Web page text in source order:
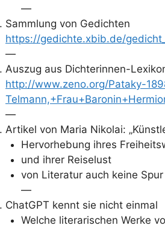
—
Sammlung von Gedichten
https://gedichte.xbib.de/
—
Auszug aus Dichterinnen-
http://www.zeno.org/Pataky-
—
Artikel von Maria Nikolai:
Hervorhebung ihres
und ihrer Reiselust
von Literatur auch keine Spur
—
ChatGPT kennt sie nicht einmal
Welche literarischen Werke